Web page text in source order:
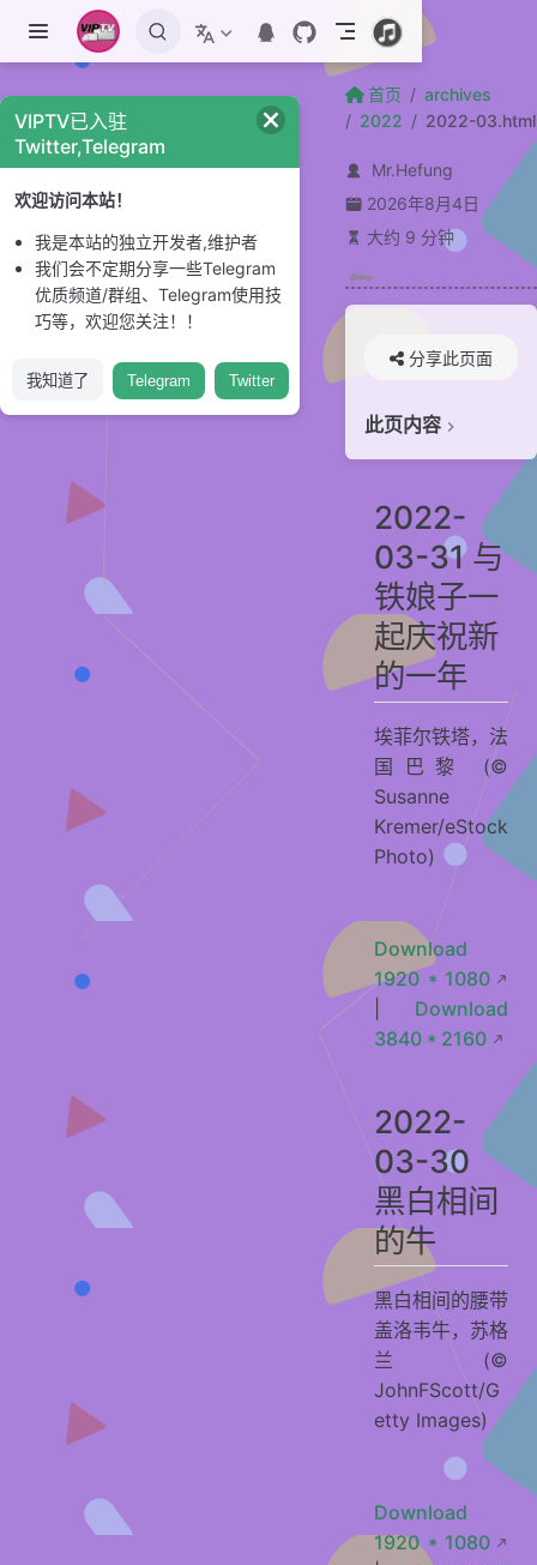
跳至主要內容
首页
archives
2022
2022-03.html
Mr.Hefung
2026年8月4日
大约 9 分钟
分享此页面
此页内容
2022-03-31 与铁娘子一起庆祝新的一年
2022-03-24 舒适得像小窝里的松鼠
2022-03-23 天气预报的重要性
2022-03-17 有四叶草吗？
2022-03-16 在那可爱的外表下……
2022-03-10 特雷比亚河的左岸便是
2022-03-09 印度国鸟
2022-03-03 庆祝世界野生动物日
2022-
03-31 与
铁娘子一
起庆祝新
的一年
埃菲尔铁塔，法
国巴黎 (©
Susanne
Kremer/eStock
Photo)
Download
1920 * 1080
Download
3840 * 2160
2022-
03-30
黑白相间
的牛
黑白相间的腰带
盖洛韦牛，苏格
兰 (©
JohnFScott/G
etty Images)
Download
1920 * 1080
VIPTV已入驻
Twitter,Telegram
欢迎访问本站！
我是本站的独立开发者,维护者
我们会不定期分享一些Telegram
优质频道/群组、Telegram使用技
巧等，欢迎您关注！！
我知道了 Telegram Twitter